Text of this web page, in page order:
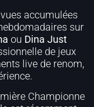
accumulées
sur
ou Dina Just
de jeux
live de renom,
Championne